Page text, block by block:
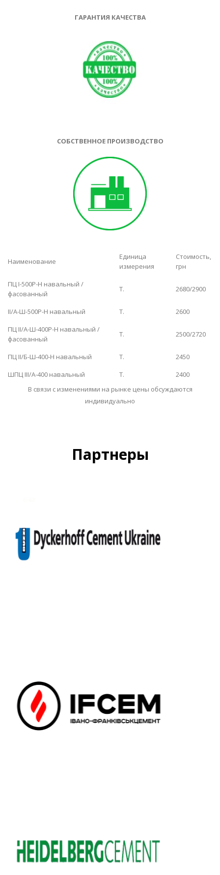
ГАРАНТИЯ КАЧЕСТВА
СОБСТВЕННОЕ ПРОИЗВОДСТВО
Наименование
Единица
измерения
Стоимость,
грн
ПЦ І-500Р-Н навальный /
фасованный
Т. 2680/2900
ІІ/А-Ш-500Р-Н навальный Т.
2600
ПЦ ІІ/А-Ш-400Р-Н навальный /
фасованный
Т. 2500/2720
ПЦ ІІ/Б-Ш-400-Н навальный Т.
2450
ШПЦ ІІІ/А-400 навальный
Т.
2400
В связи с изменениями на рынке цены обсуждаются
индивидуально
Партнеры